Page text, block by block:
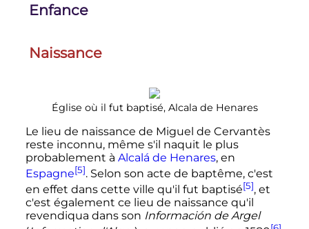
Enfance
Naissance
Église où il fut baptisé, Alcala de Henares
Le lieu de naissance de Miguel de Cervantès
reste inconnu, même s'il naquit le plus
probablement à Alcalá de Henares, en
Espagne[5]. Selon son acte de baptême, c'est
en effet dans cette ville qu'il fut baptisé[5], et
c'est également ce lieu de naissance qu'il
revendiqua dans son Información de Argel